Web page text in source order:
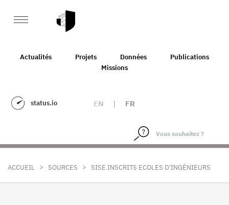
Actualités Projets Données
Publications
Missions
status.io EN | FR
ACCUEIL > SOURCES > SISE INSCRITS ECOLES D'INGÉNIEURS